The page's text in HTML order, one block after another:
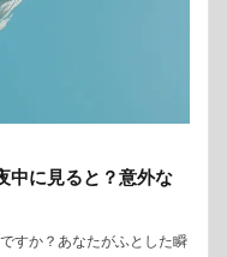
中に見ると？意外な
すか？あなたがふとした瞬